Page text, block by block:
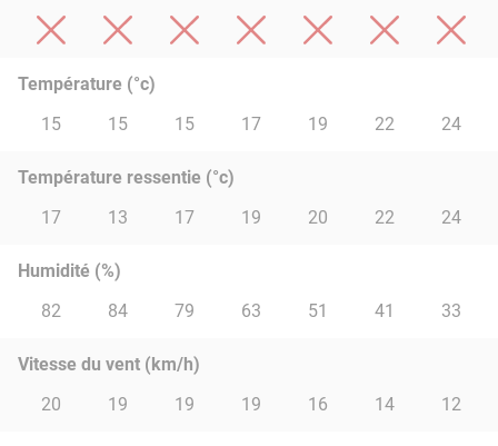
Température (°c)
15
15 15 17 19 22 24
Température ressentie (°c)
17
13 17 19 20 22 24
Humidité (%)
82
84 79 63 51 41 33
Vitesse du vent (km/h)
20
19 19 19 16 14 12